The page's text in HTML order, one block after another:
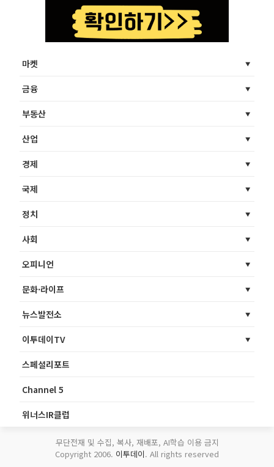
마켓
금융
부동산
산업
경제
국제
정치
사회
오피니언
문화·라이프
뉴스발전소
이투데이TV
스페셜리포트
Channel 5
위너스IR클럽
무단전재 및 수집, 복사, 재배포, AI학습 이용 금지
Copyright 2006. 이투데이. All rights reserved